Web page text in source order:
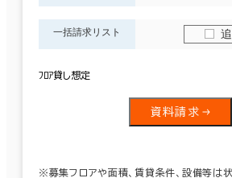
一括請求リスト
ﾌﾛｱ貸し想定
資料請求
※募集フロアや面積、賃貸条件、設備等は